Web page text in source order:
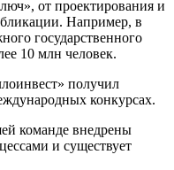
от проектирования и
Например, в
государственного
10 млн человек.
получил
конкурсах.
команде внедрены
и существует